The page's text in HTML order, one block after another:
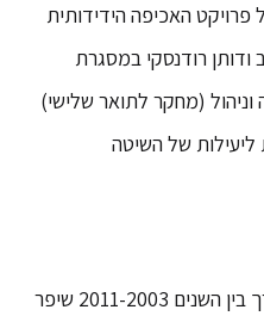
האכיפה הידידותית
רודנסקי במסגרת
וניהול (מחקר לתואר שלישי)
-2003 נוגעת ליעילות של השיטה
תהליך האכיפה הידידותית שנערך בין השנים 2011-2003 שיפר